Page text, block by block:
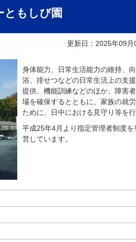
ともしび園
更新日：2025年09月
身体能力、日常生活能力の維持、
浴、排せつなどの日常生活上の支
提供、機能訓練などのほか、障害
場を確保するとともに、家族の就
ために、日中における見守り等を行
平成25年4月より指定管理者制度
営しています。